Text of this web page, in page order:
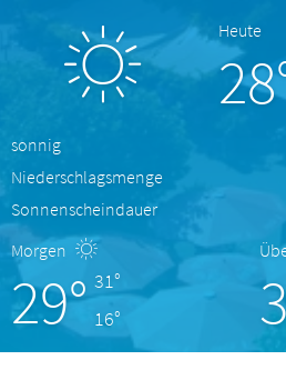
Heute
sonnig
Niederschlagsmenge
Sonnenscheindauer
Morgen
29° 31°
16°